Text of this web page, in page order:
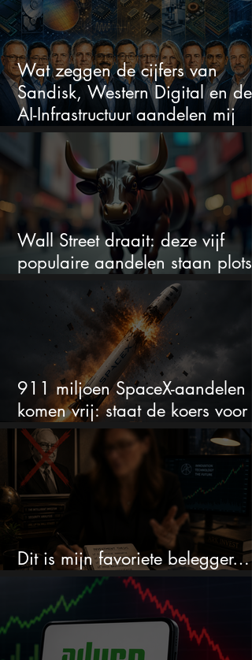
Wat zeggen de cijfers van
Sandisk, Western Digital en de
AI-Infrastructuur aandelen mij
werkelijk
Wall Street draait: deze vijf
populaire aandelen staan plots
onder spanning
911 miljoen SpaceX-aandelen
komen vrij: staat de koers voor
een nieuwe crash?
Dit is mijn favoriete belegger…
en het is niet Warren Buffett